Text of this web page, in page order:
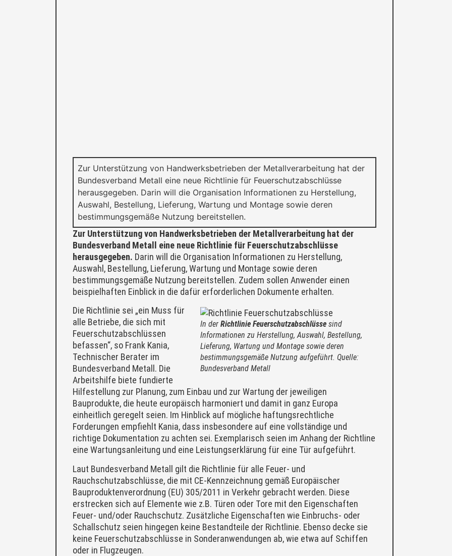
Zur Unterstützung von Handwerksbetrieben der Metallverarbeitung hat der
Bundesverband Metall eine neue Richtlinie für Feuerschutzabschlüsse
herausgegeben. Darin will die Organisation Informationen zu Herstellung,
Auswahl, Bestellung, Lieferung, Wartung und Montage sowie deren
bestimmungsgemäße Nutzung bereitstellen.
Zur Unterstützung von Handwerksbetrieben der Metallverarbeitung hat der
Bundesverband Metall eine neue Richtlinie für Feuerschutzabschlüsse
herausgegeben. Darin will die Organisation Informationen zu Herstellung,
Auswahl, Bestellung, Lieferung, Wartung und Montage sowie deren
bestimmungsgemäße Nutzung bereitstellen. Zudem sollen Anwender einen
beispielhaften Einblick in die dafür erforderlichen Dokumente erhalten.
In der Richtlinie Feuerschutzabschlüsse sind
Informationen zu Herstellung, Auswahl, Bestellung,
Lieferung, Wartung und Montage sowie deren
bestimmungsgemäße Nutzung aufgeführt. Quelle:
Bundesverband Metall
Die Richtlinie sei „ein Muss für
alle Betriebe, die sich mit
Feuerschutzabschlüssen
befassen“, so Frank Kania,
Technischer Berater im
Bundesverband Metall. Die
Arbeitshilfe biete fundierte
Hilfestellung zur Planung, zum Einbau und zur Wartung der jeweiligen
Bauprodukte, die heute europäisch harmoniert und damit in ganz Europa
einheitlich geregelt seien. Im Hinblick auf mögliche haftungsrechtliche
Forderungen empfiehlt Kania, dass insbesondere auf eine vollständige und
richtige Dokumentation zu achten sei. Exemplarisch seien im Anhang der Richtline
eine Wartungsanleitung und eine Leistungserklärung für eine Tür aufgeführt.
Laut Bundesverband Metall gilt die Richtlinie für alle Feuer- und
Rauchschutzabschlüsse, die mit CE-Kennzeichnung gemäß Europäischer
Bauproduktenverordnung (EU) 305/2011 in Verkehr gebracht werden. Diese
erstrecken sich auf Elemente wie z.B. Türen oder Tore mit den Eigenschaften
Feuer- und/oder Rauchschutz. Zusätzliche Eigenschaften wie Einbruchs- oder
Schallschutz seien hingegen keine Bestandteile der Richtlinie. Ebenso decke sie
keine Feuerschutzabschlüsse in Sonderanwendungen ab, wie etwa auf Schiffen
oder in Flugzeugen.